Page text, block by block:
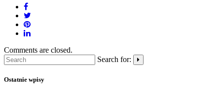
Comments are closed.
Search for:
Ostatnie wpisy